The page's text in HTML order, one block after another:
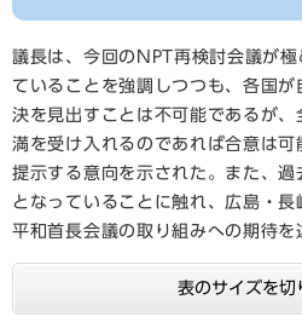
議長は、今回のNPT再検討会議が
ていることを強調しつつも、各国
決を見出すことは不可能であるが
満を受け入れるのであれば合意は
提示する意向を示された。また、
となっていることに触れ、広島・
平和首長会議の取り組みへの期待を
表のサイズを切